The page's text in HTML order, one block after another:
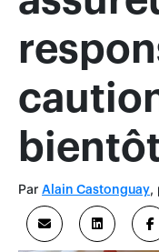
Par Alain Castonguay,